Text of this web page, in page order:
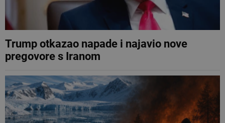
Trump otkazao napade i najavio nove
pregovore s Iranom